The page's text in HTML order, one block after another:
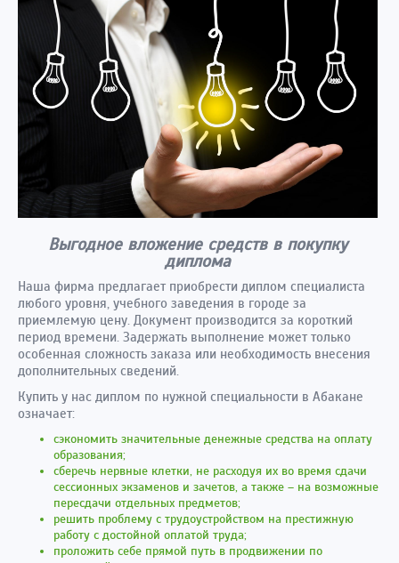
Выгодное вложение средств в покупку
диплома
Наша фирма предлагает приобрести диплом специалиста
любого уровня, учебного заведения в городе за
приемлемую цену. Документ производится за короткий
период времени. Задержать выполнение может только
особенная сложность заказа или необходимость внесения
дополнительных сведений.
Купить у нас диплом по нужной специальности в Абакане
означает:
сэкономить значительные денежные средства на оплату
образования;
сберечь нервные клетки, не расходуя их во время сдачи
сессионных экзаменов и зачетов, а также – на возможные
пересдачи отдельных предметов;
решить проблему с трудоустройством на престижную
работу с достойной оплатой труда;
проложить себе прямой путь в продвижении по